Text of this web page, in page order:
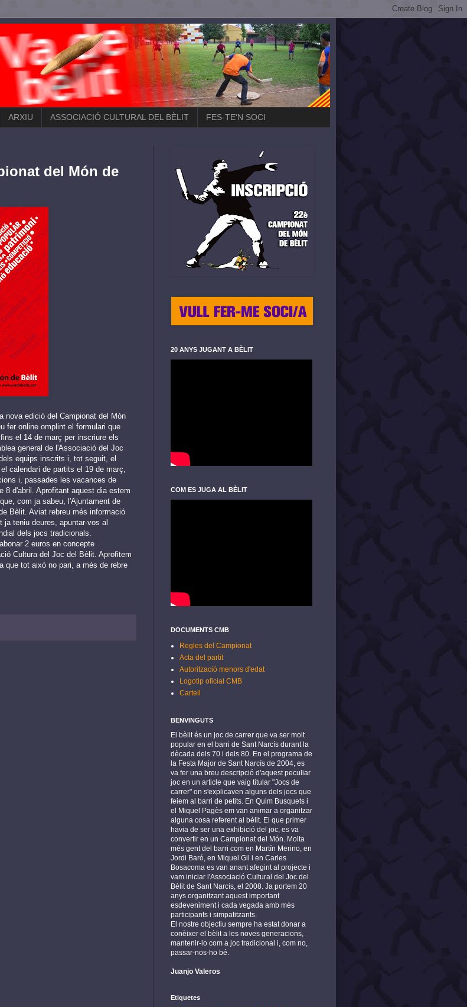
ARXIU ASSOCIACIÓ CULTURAL DEL BÈLIT FES-TE'N SOCI
del Món de
nova edició del Campionat del Món
fer online omplint el formulari que
el 14 de març per inscriure els
general de l'Associació del Joc
equips inscrits i, tot seguit, el
calendari de partits el 19 de març,
i, passades les vacances de
8 d'abril. Aprofitant aquest dia estem
com ja sabeu, l'Ajuntament de
Bèlit. Aviat rebreu més informació
teniu deures, apuntar-vos al
dels jocs tradicionals.
2 euros en concepte
Cultura del Joc del Bèlit. Aprofitem
que tot això no pari, a més de rebre
20 ANYS JUGANT A BÈLIT
COM ES JUGA AL BÈLIT
DOCUMENTS CMB
Regles del Campionat
Acta del partit
Autorització menors d'edat
Logotip oficial CMB
Cartell
BENVINGUTS
El bèlit és un joc de carrer que va ser molt
popular en el barri de Sant Narcís durant la
dècada dels 70 i dels 80. En el programa de
la Festa Major de Sant Narcís de 2004, es
va fer una breu descripció d'aquest peculiar
joc en un article que vaig titular "Jocs de
carrer" on s'explicaven alguns dels jocs que
feiem al barri de petits. En Quim Busquets i
el Miquel Pagès em van animar a organitzar
alguna cosa referent al bèlit. El que primer
havia de ser una exhibició del joc, es va
convertir en un Campionat del Món. Molta
més gent del barri com en Martín Merino, en
Jordi Baró, en Miquel Gil i en Carles
Bosacoma es van anant afegint al projecte i
vam iniciar l'Associació Cultural del Joc del
Bèlit de Sant Narcís, el 2008. Ja portem 20
anys organitzant aquest important
esdeveniment i cada vegada amb més
participants i simpatitzants.
El nostre objectiu sempre ha estat donar a
conèixer el bèlit a les noves generacions,
mantenir-lo com a joc tradicional i, com no,
passar-nos-ho bé.
Juanjo Valeros
Etiquetes